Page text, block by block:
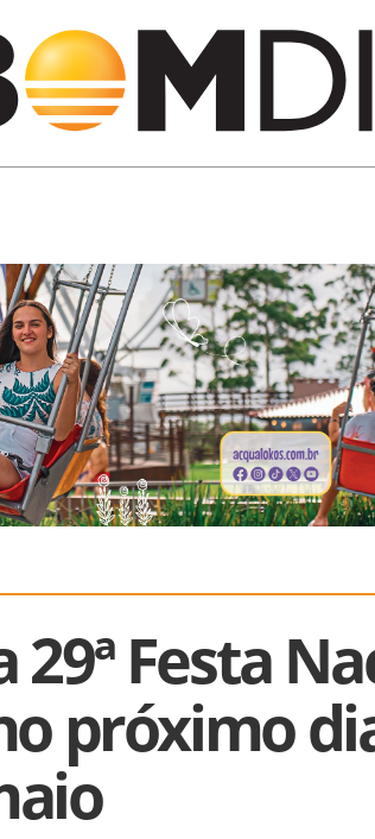
Festa
próximo